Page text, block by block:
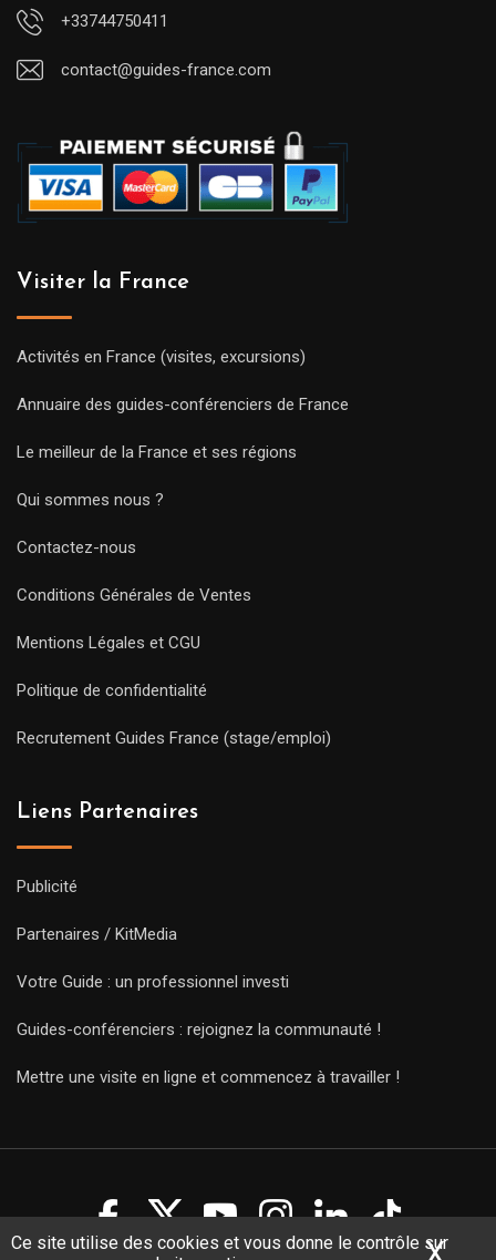
Ce site utilise des cookies et vous donne le contrôle sur
+33744750411
contact@guides-france.com
Visiter la France
Activités en France (visites, excursions)
Annuaire des guides-conférenciers de France
Le meilleur de la France et ses régions
Qui sommes nous ?
Contactez-nous
Conditions Générales de Ventes
Mentions Légales et CGU
Politique de confidentialité
Recrutement Guides France (stage/emploi)
Liens Partenaires
Publicité
Partenaires / KitMedia
Votre Guide : un professionnel investi
Guides-conférenciers : rejoignez la communauté !
Mettre une visite en ligne et commencez à travailler !